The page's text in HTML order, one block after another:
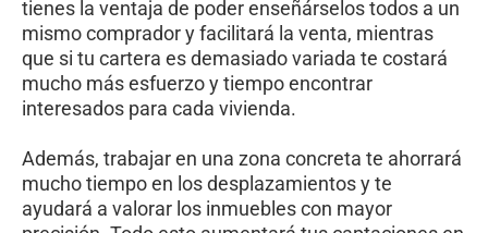
tienes la ventaja de poder enseñárselos todos a un
mismo comprador y facilitará la venta, mientras
que si tu cartera es demasiado variada te costará
mucho más esfuerzo y tiempo encontrar
interesados para cada vivienda.
Además, trabajar en una zona concreta te ahorrará
mucho tiempo en los desplazamientos y te
ayudará a valorar los inmuebles con mayor